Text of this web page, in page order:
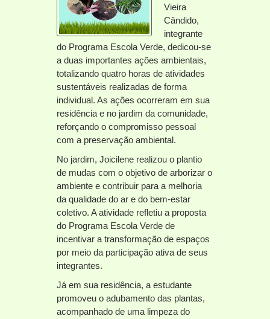
Vieira
Cândido,
integrante
do Programa Escola Verde, dedicou-se
a duas importantes ações ambientais,
totalizando quatro horas de atividades
sustentáveis realizadas de forma
individual. As ações ocorreram em sua
residência e no jardim da comunidade,
reforçando o compromisso pessoal
com a preservação ambiental.
No jardim, Joicilene realizou o plantio
de mudas com o objetivo de arborizar o
ambiente e contribuir para a melhoria
da qualidade do ar e do bem-estar
coletivo. A atividade refletiu a proposta
do Programa Escola Verde de
incentivar a transformação de espaços
por meio da participação ativa de seus
integrantes.
Já em sua residência, a estudante
promoveu o adubamento das plantas,
acompanhado de uma limpeza do